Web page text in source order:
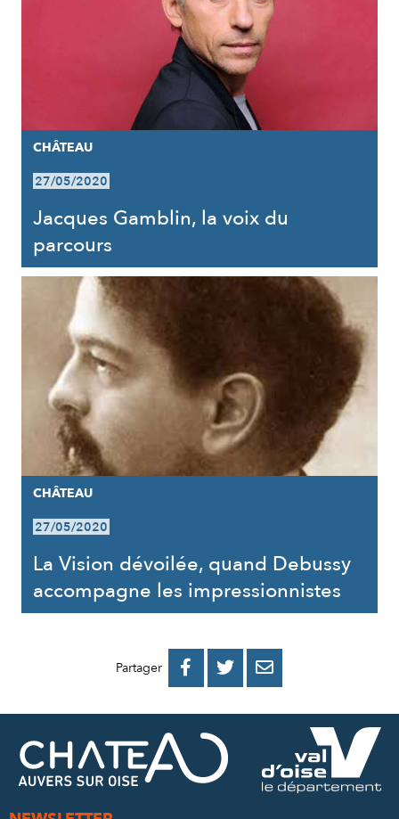
CHÂTEAU
27/05/2020
Jacques Gamblin, la voix du
parcours
CHÂTEAU
27/05/2020
La Vision dévoilée, quand Debussy
accompagne les impressionnistes
Partager 
PARTAGER
FACEBOOK
PARTAGER
PARTAGER
MAIL